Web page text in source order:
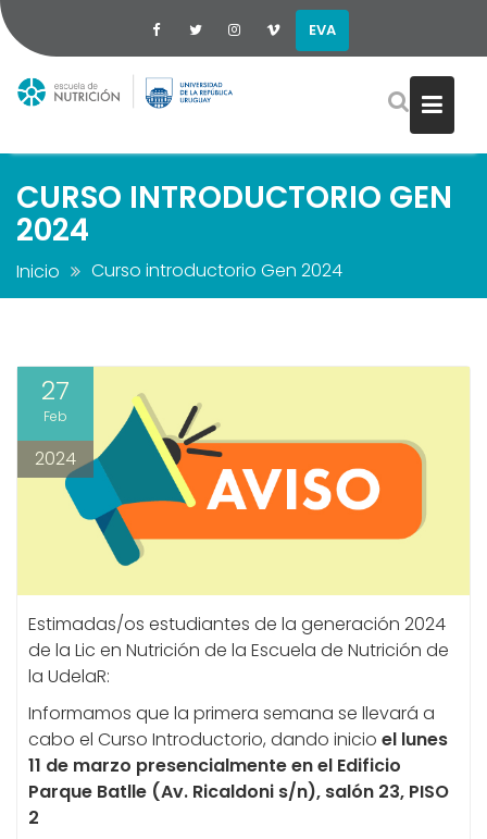
EVA
CURSO INTRODUCTORIO GEN
2024
Inicio Curso introductorio Gen 2024
27
Feb
2024
Estimadas/os estudiantes de la generación 2024
de la Lic en Nutrición de la Escuela de Nutrición de
la UdelaR:
Informamos que la primera semana se llevará a
cabo el Curso Introductorio, dando inicio el lunes
11 de marzo presencialmente en el Edificio
Parque Batlle (Av. Ricaldoni s/n), salón 23, PISO
2